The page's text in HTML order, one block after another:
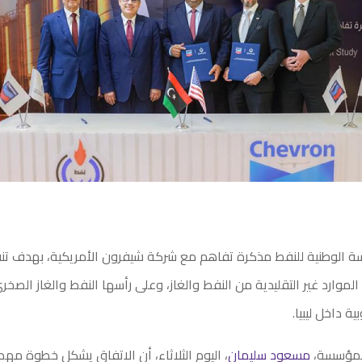
للنفط مذكرة تفاهم مع شركة شيفرون الأمريكية، بهدف
غير التقليدية من النفط والغاز، وعلى رأسها النفط والغاز
داخل ليبيا.
مسعود سليمان، اليوم الثلاثاء، أن الاتفاق يشكل خطوة